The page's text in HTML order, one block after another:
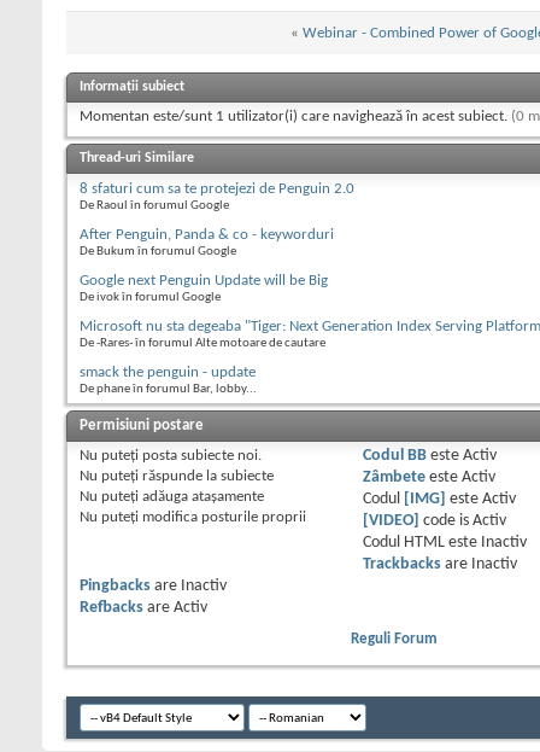
« Webinar - Combined Power of
Informații subiect
Momentan este/sunt 1 utilizator(i) care navighează în acest subiect. (0
Thread-uri Similare
8 sfaturi cum sa te protejezi de Penguin 2.0
De Raoul în forumul Google
After Penguin, Panda & co - keyworduri
De Bukum în forumul Google
Google next Penguin Update will be Big
De ivok în forumul Google
Microsoft nu sta degeaba "Tiger: Next Generation Index Serving
De -Rares- în forumul Alte motoare de cautare
smack the penguin - update
De phane în forumul Bar, lobby...
Permisiuni postare
Nu puteţi posta subiecte noi.
Nu puteţi răspunde la subiecte
Nu puteţi adăuga ataşamente
Nu puteţi modifica posturile proprii
Codul BBeste Activ
Zâmbeteeste Activ
Codul
[IMG] este Activ
[VIDEO] code is Activ
Codul HTML este
Inactiv
Trackbacksare
Inactiv
Pingbacks are
Inactiv
Refbacks are Activ
Reguli Forum